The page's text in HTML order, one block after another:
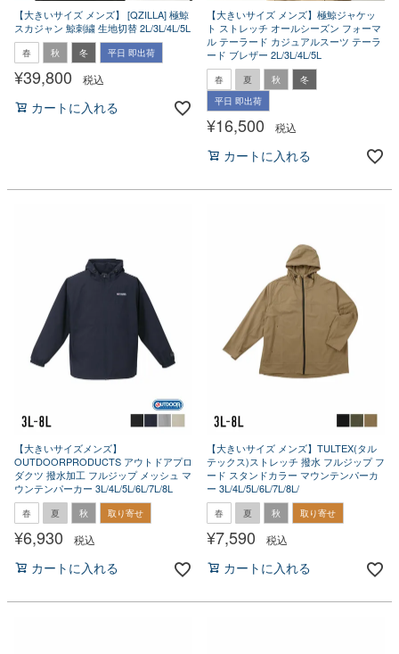
【大きいサイズ メンズ】 [QZILLA] 極鯨
スカジャン 鯨刺繍 生地切替 2L/3L/4L/5L
春 秋 冬 平日 即出荷
¥39,800 税込
カートに入れる
【大きいサイズ メンズ】極鯨ジャケッ
ト ストレッチ オールシーズン フォーマ
ル テーラード カジュアルスーツ テーラ
ード ブレザー 2L/3L/4L/5L
春 夏 秋
冬
平日 即出荷
¥16,500 税込
カートに入れる
【大きいサイズメンズ】
OUTDOORPRODUCTS アウトドアプロ
ダクツ 撥水加工 フルジップ メッシュ マ
ウンテンパーカー 3L/4L/5L/6L/7L/8L
春 夏 秋 取り寄せ
¥6,930 税込
カートに入れる
【大きいサイズ メンズ】TULTEX(タル
テックス)ストレッチ 撥水 フルジップ フ
ード スタンドカラー マウンテンパーカ
ー 3L/4L/5L/6L/7L/8L/
春 夏 秋 取り寄せ
¥7,590 税込
カートに入れる